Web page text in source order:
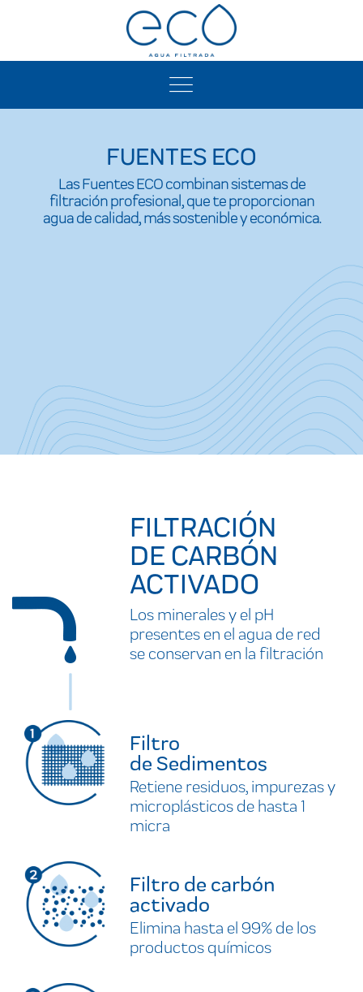
FUENTES ECO
Las Fuentes ECO combinan sistemas de
filtración profesional, que te proporcionan
agua de calidad, más sostenible y económica.
FILTRACIÓN
DE CARBÓN
ACTIVADO
Los minerales y el pH
presentes en el agua de red
se conservan en la filtración
Filtro
de Sedimentos
Retiene residuos, impurezas y
microplásticos de hasta 1
micra
Filtro de carbón
activado
Elimina hasta el 99% de los
productos químicos